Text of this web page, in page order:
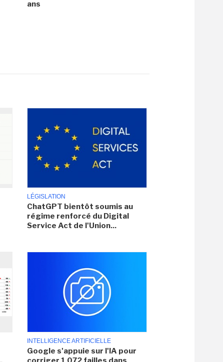
ans
LÉGISLATION
ChatGPT bientôt soumis au
régime renforcé du Digital
Service Act de l'Union...
INTELLIGENCE ARTIFICIELLE
Google s'appuie sur l'IA pour